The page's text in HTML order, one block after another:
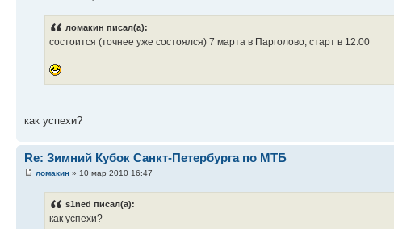
ломакин писал(а):
состоится (точнее уже состоялся) 7 марта в Парголово, старт в 12.00
как успехи?
Re: Зимний Кубок Санкт-Петербурга по МТБ
ломакин » 10 мар 2010 16:47
s1ned писал(а):
как успехи?